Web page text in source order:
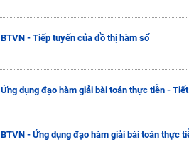
BTVN - Tiếp tuyến của đồ thị hàm số
Ứng dụng đạo hàm giải bài toán thực tiễn - Tiết
BTVN - Ứng dụng đạo hàm giải bài toán thực